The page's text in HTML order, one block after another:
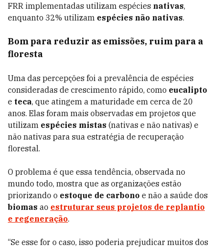
FRR implementadas utilizam espécies nativas,
enquanto 32% utilizam espécies não nativas.
Bom para reduzir as emissões, ruim para a
floresta
Uma das percepções foi a prevalência de espécies
consideradas de crescimento rápido, como eucalipto
e teca, que atingem a maturidade em cerca de 20
anos. Elas foram mais observadas em projetos que
utilizam espécies mistas (nativas e não nativas) e
não nativas para sua estratégia de recuperação
florestal.
O problema é que essa tendência, observada no
mundo todo, mostra que as organizações estão
priorizando o estoque de carbono e não a saúde dos
biomas ao estruturar seus projetos de replantio
e regeneração.
“Se esse for o caso, isso poderia prejudicar muitos dos